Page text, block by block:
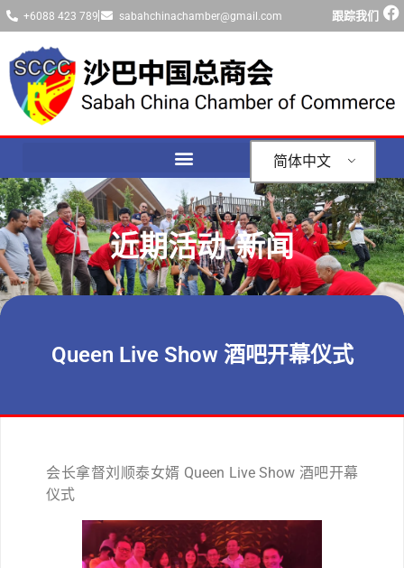
+6088 423 789 sabahchinachamber@gmail.com 跟踪我们
简体中文
近期活动-新闻
Queen Live Show 酒吧开幕仪式
会长拿督刘顺泰女婿 Queen Live Show 酒吧开幕
仪式